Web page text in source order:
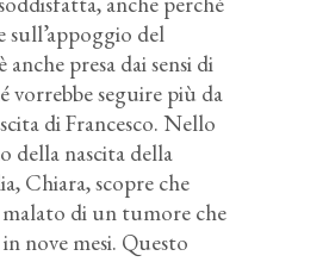
sull’appoggio del
anche presa dai sensi di
vorrebbe seguire più da
di Francesco. Nello
della nascita della
Chiara, scopre che
malato di un tumore che
nove mesi. Questo